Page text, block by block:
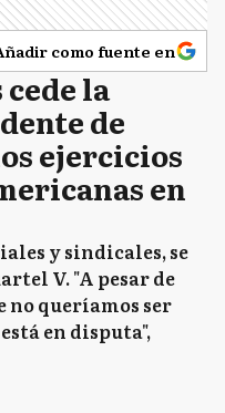
como fuente en
la
de
ejercicios
en
y sindicales, se
V. "A pesar de
no queríamos ser
en disputa",